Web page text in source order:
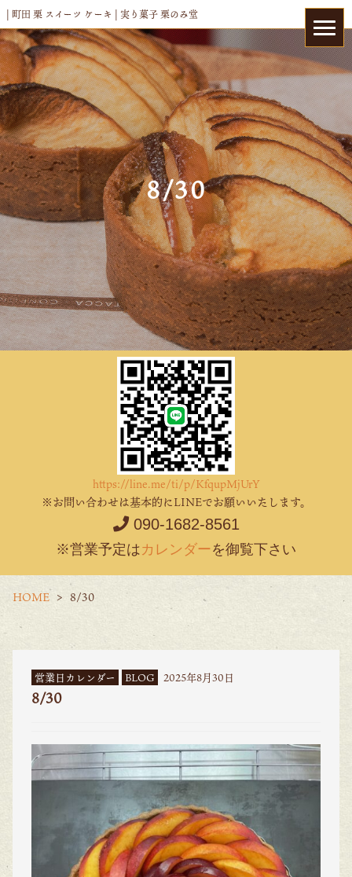
| 町田 栗 スイーツ ケーキ | 実り菓子 栗のみ堂
8/30
https://line.me/ti/p/KfqupMjUrY
※お問い合わせは基本的にLINEでお願いいたします。
090-1682-8561
※営業予定はカレンダーを御覧下さい
HOME 8/30
営業日カレンダー BLOG 2025年8月30日
8/30